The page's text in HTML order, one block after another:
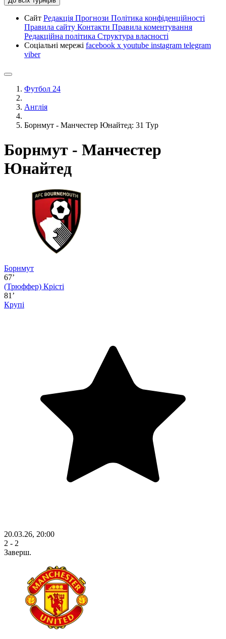
Сайт Редакція Прогнози Політика конфіденційності
Правила сайту Контакти Правила коментування
Редакційна політика Структура власності
Соціальні мережі facebook x youtube instagram telegram
viber
Футбол 24
Англія
Борнмут - Манчестер Юнайтед: 31 Тур
Борнмут - Манчестер
Юнайтед
Борнмут
67’
(Трюффер) Крісті
81’
Крупі
20.03.26, 20:00
2 - 2
Заверш.